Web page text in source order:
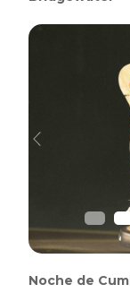
Previous
Noche de